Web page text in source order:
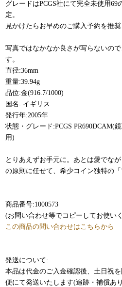
グレードはPCGS社にて完全未使用
定。
見かけたらお早めのご購入予約を推奨
写真ではなかなか良さが写らないの
す。
直径:36mm
重量:39.94g
品位:金(916.7/1000)
国名: イギリス
発行年:2005年
状態・グレード:PCGS
用)
とりあえずお手元に。あとは愛でな
の原則に任せて、希少コイン独特の「
商品番号:1000573
(お問い合わせ等でコピーしてお使い
この商品の問い合わせはこちらから
発送について:
本品は代金のご入金確認後、土日祝
便にて発送いたします(追跡・補償あり